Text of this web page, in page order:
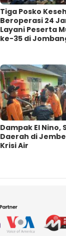
Tiga Posko
Beroperasi 24
Layani Peserta
ke-35 di
Dampak El Nino,
Daerah di
Krisi Air